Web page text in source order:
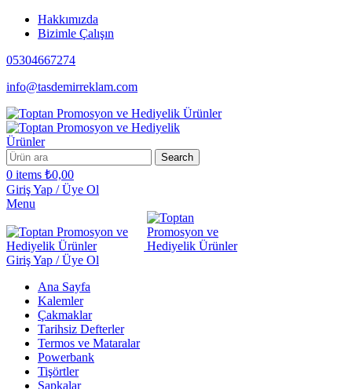
Hakkımızda
Bizimle Çalışın
05304667274
info@tasdemirreklam.com
Search
0 items ₺0,00
Giriş Yap / Üye Ol
Menu
Giriş Yap / Üye Ol
Ana Sayfa
Kalemler
Çakmaklar
Tarihsiz Defterler
Termos ve Mataralar
Powerbank
Tişörtler
Şapkalar